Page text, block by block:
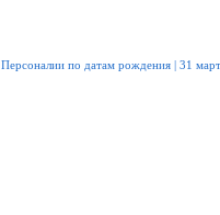
Персоналии по датам рождения | 31